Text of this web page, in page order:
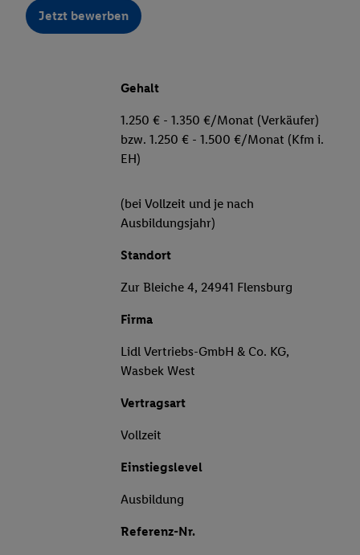
Jetzt bewerben
Gehalt
1.250 € - 1.350 €/Monat (Verkäufer)
bzw. 1.250 € - 1.500 €/Monat (Kfm i.
EH)
(bei Vollzeit und je nach
Ausbildungsjahr)
Standort
Zur Bleiche 4, 24941 Flensburg
Firma
Lidl Vertriebs-GmbH & Co. KG,
Wasbek West
Vertragsart
Vollzeit
Einstiegslevel
Ausbildung
Referenz-Nr.